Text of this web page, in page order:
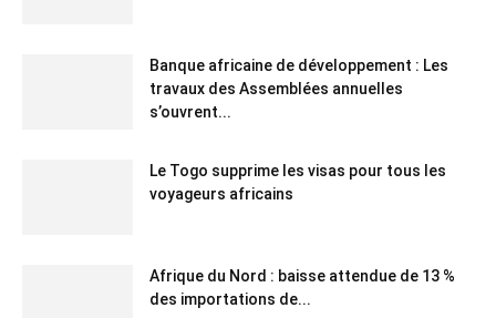
Banque africaine de développement : Les
travaux des Assemblées annuelles
s’ouvrent...
Le Togo supprime les visas pour tous les
voyageurs africains
Afrique du Nord : baisse attendue de 13 %
des importations de...